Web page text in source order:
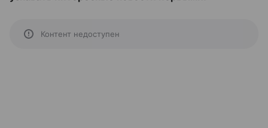
Контент недоступен